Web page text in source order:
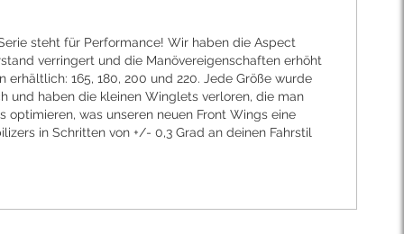
steht für Performance! Wir haben die Aspect
verringert und die Manövereigenschaften erhöht
165, 180, 200 und 220. Jede Größe wurde
und haben die kleinen Winglets verloren, die man
optimieren, was unseren neuen Front Wings eine
in Schritten von +/- 0,3 Grad an deinen Fahrstil